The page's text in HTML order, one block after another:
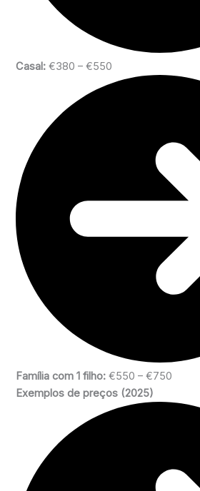
Casal: €380 – €550
Família com 1 filho: €550 – €750
Exemplos de preços (2025)